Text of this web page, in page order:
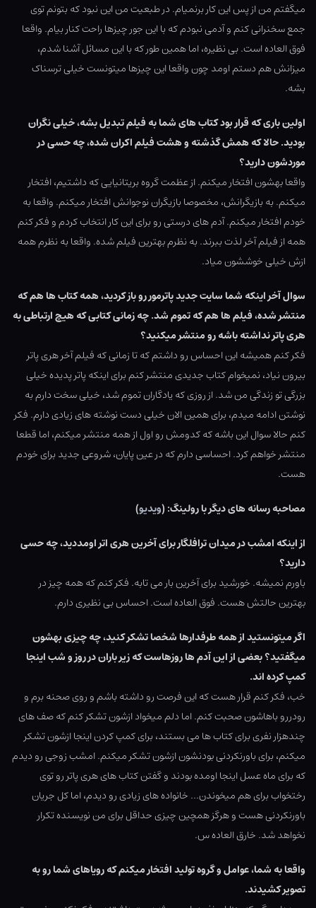
میگفتم من از پس این کار برنمیام. در طبعیت من این نبود که بتونم توی
جمع سخنرانی کنم و آدمی نبودم که با این جور چیزها راحت کنار بیام. واقعا
فوق العاده است. بی نظیره، اما همین طور که با این مسائل آشنا شدم،
میزانش هم دستم اومد چون واقعا این چیزها میتونست خیلی ترسناک
بشه.
اولین باری که قرار بود کتاب های شما به فیلم تبدیل بشه، خیلی نگران
بودید. حالا که همش گذشته و هشت فیلم اکران شده، چه حسی در
موردشون دارید؟
واقعا بهشون افتخار میکنم. از عظمت گروه بریتانیایی که داشتیم، افتخار
میکنم. به بازیگرانش، مخصوصا بازیگران نوجوانش افتخار میکنم. واقعا به
خودم افتخار میکنم. آدم های درستی رو برای این کار انتخاب کردم و فکر کنم
همه از فیلم آخر لذت ببرند. به نظرم بهترین فیلم شده. واقعا به نظرم همه
ازش خیلی خوششون میاد.
سوال آخر اینکه شما سایت جدید پاترمور رو باز کردید، همه کتاب ها هم که
منتشر شده، فیلم ها هم که تموم شد. چه زمانی کتابی که هیچ ارتباطی به
هری پاتر نداشته باشه رو منتشر میکنید؟
فکر کنم همیشه این احساس رو داشتم که تا زمانی که فیلم آخر هری پاتر
بیرون نیاد، نمیخوام کتاب جدیدی منتشر کنم برای اینکه پاتر پدیده خیلی
بزرگی تو زندگی من شد. از روزی که یادگاران تموم شد، خیلی سخت دارم به
نوشتن ادامه میدم، برای همین الان خیلی دست نوشته های زیادی دارم. فکر
کنم حالا سوال این باشه که کدومش رو اول از همه منتشر میکنم، اما قطعا
منتشر خواهم کرد. احساسی دارم که در عین پایان، شروعی جدید برای خودم
هست.
مصاحبه رسانه های دیگر با رولینگ: (ویدیو)
از اینکه امشب در میدان ترافلگار برای آخرین هری اتر اومددید، چه حسی
دارید؟
باورم نمیشه. خورشید برای آخرین بار می تابه. فکر کنم که همه چیز در
بهترین حالتش هست. فوق العاده است. احساس بی نظیری دارم.
اگر میتونستید از همه طرفدارها شخصا تشکر کنید، چه چیزی بهشون
میگفتید؟ بعضی از این آدم ها روزهاست که زیر باران در روز و شب اینجا
کمپ کرده اند.
خب، فکر کنم قرار هست که این فرصت رو داشته باشم و روی صحنه برم و
رودررو باهاشون صحبت کنم. اما دلم میخواد ازشون تشکر کنم که صف های
چندهزار نفری برای کتاب ها می بستند، برای کمپ کردن اینجا ازشون تشکر
میکنم، برای باورنکردنی بودنشون ازشون تشکر میکنم. امشب زوجی رو دیدم
که برای ماه عسل اینجا اومده بودند و گفتن کتاب های هری پاتر رو توی
رختخواب برای هم میخوندن… خانواده های زیادی رو دیدم، اما کل جریان
باورنکردنی هست و هرگز همچین چیزی حداقل برای من نویسنده تکرار
نخواهد شد. خارق العاده س.
واقعا به شما، عوامل و گروه تولید افتخار میکنم که رویاهای شما رو به
تصویر کشیدند.